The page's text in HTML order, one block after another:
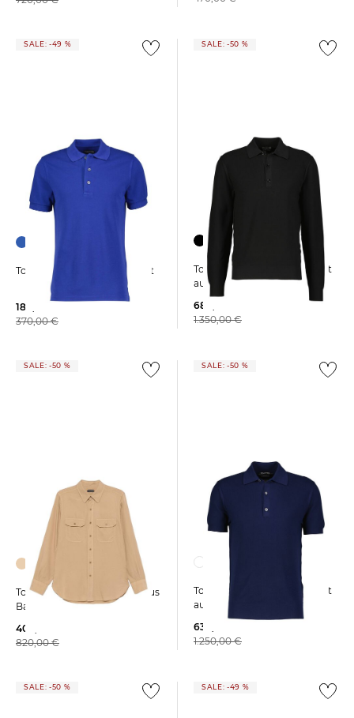
SALE: -49 %
Tom Ford | Herren Poloshirt
189,99 €
370,00 €
SALE: -50 %
Tom Ford | Herren Poloshirt
aus Baumwolle und Seide
680,00 €
1.350,00 €
SALE: -50 %
Tom Ford | Herren Hemd aus
Baumwollmischung
409,99 €
820,00 €
SALE: -50 %
Tom Ford | Herren Poloshirt
aus Baumwolle und Seide
630,00 €
1.250,00 €
SALE: -50 % SALE: -49 %